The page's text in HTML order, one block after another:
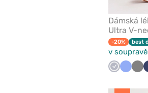
Dámská
Ultra V-
-20% best
v
Světle